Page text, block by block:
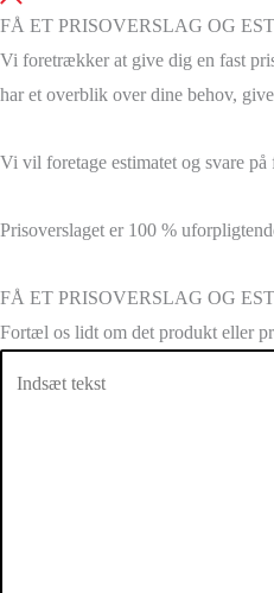
FÅ ET PRISOVERSLAG OG
Vi foretrækker at give dig en fast
har et overblik over dine behov,
Vi vil foretage estimatet og svare
Prisoverslaget er 100 %
FÅ ET PRISOVERSLAG OG
Fortæl os lidt om det produkt eller